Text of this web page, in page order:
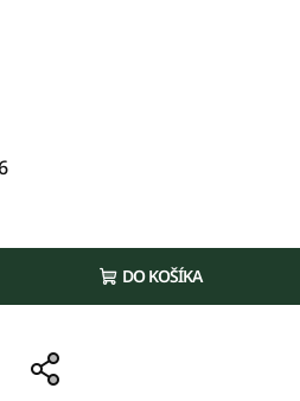
DO KOŠÍKA